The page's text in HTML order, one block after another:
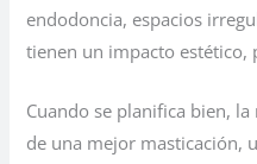
endodoncia, espacios
tienen un impacto estético,
Cuando se planifica bien,
de una mejor masticación,